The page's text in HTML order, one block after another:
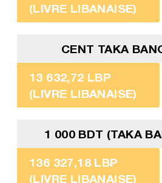
(LIVRE LIBANAISE)
CENT TAKA
13 632,72 LBP
(LIVRE LIBANAISE)
1 000 BDT (TAKA
136 327,18 LBP
(LIVRE LIBANAISE)